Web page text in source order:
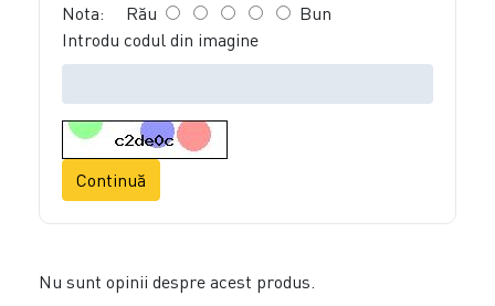
Nota: Rău
Bun
Introdu codul din imagine
Continuă
Nu sunt opinii despre acest produs.